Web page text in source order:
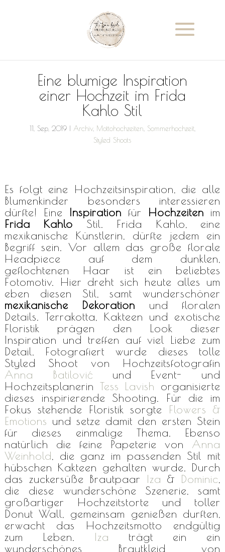
Eine blumige Inspiration
einer Hochzeit im Frida
Kahlo Stil
11, Sep, 2019| Archiv, Mottohochzeiten Sommerhochzeit,
Styled Shoots
Es folgt eine Hochzeitsinspiration, die alle
Blumenkinder besonders interessieren
dürfte! Eine Inspiration für Hochzeiten im
Frida Kahlo Stil. Frida Kahlo, eine
mexikanische Künstlerin, dürfte jedem ein
Begriff sein. Vor allem das große florale
Headpiece auf dem dunklen,
geflochtenen Haar ist ein beliebtes
Fotomotiv. Hier dreht sich heute alles um
eben diesen Stil, samt wunderschöner
mexikanische Dekoration und floralen
Details. Terrakotta, Kakteen und exotische
Floristik prägen den Look dieser
Inspiration und treffen auf viel Liebe zum
Detail. Fotografiert wurde dieses tolle
Styled Shoot von Hochzeitsfotografin
Anna Batilović und Event- und
Hochzeitsplanerin Tess Lavish organisierte
dieses inspirierende Shooting. Für die im
Fokus stehende Floristik sorgte Flowers &
Emotions und setze damit den ersten Stein
für dieses einmalige Thema. Ebenso
natürlich die feine Papeterie von Anna
Weinhold, die ganz im passenden Stil mit
hübschen Kakteen gehalten wurde. Durch
das zuckersüße Brautpaar Iza & Dominic,
die diese wunderschöne Szenerie, samt
großartiger Hochzeitstorte und toller
Donut Wall, gemeinsam genießen durften,
erwacht das Hochzeitsmotto endgültig
zum Leben. Iza trägt ein ein
wunderschönes Brautkleid von